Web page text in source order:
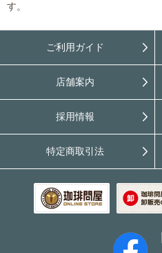
す。
ご利用ガイド
店舗案内
採用情報
特定商取引法